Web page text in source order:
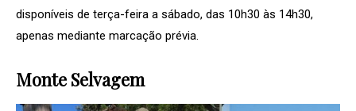
disponíveis de terça-feira a sábado, das 10h30 às 14h30,
apenas mediante marcação prévia.
Monte Selvagem